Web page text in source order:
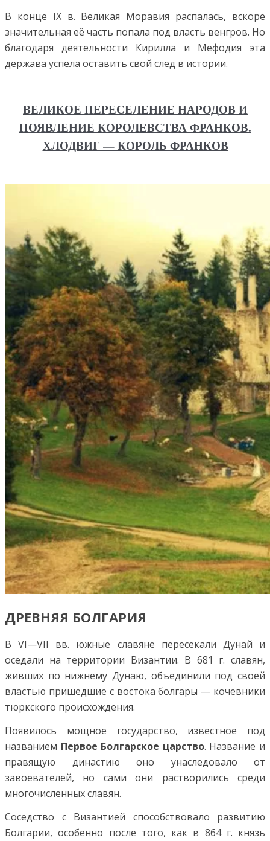
В конце IX в. Великая Моравия распалась, вскоре
значительная её часть попала под власть венгров. Но
благодаря деятельности Кирилла и Мефодия эта
держава успела оставить свой след в истории.
ВЕЛИКОЕ ПЕРЕСЕЛЕНИЕ НАРОДОВ И
ПОЯВЛЕНИЕ КОРОЛЕВСТВА ФРАНКОВ.
ХЛОДВИГ — КОРОЛЬ ФРАНКОВ
ДРЕВНЯЯ БОЛГАРИЯ
В VI—VII вв. южные славяне пересекали Дунай и
оседали на территории Византии. В 681 г. славян,
живших по нижнему Дунаю, объединили под своей
властью пришедшие с востока болгары — кочевники
тюркского происхождения.
Появилось мощное государство, известное под
названием Первое Болгарское царство. Название и
правящую династию оно унаследовало от
завоевателей, но сами они растворились среди
многочисленных славян.
Соседство с Византией способствовало развитию
Болгарии, особенно после того, как в 864 г. князь